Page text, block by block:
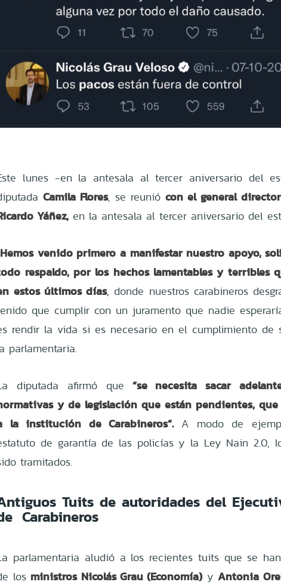
lunes -en la antesala al tercer aniversario del
Camila Flores, se reuniócon el general
Yáñez, en la antesala al tercer aniversario del
Hemos venido primero a manifestar nuestro apoyo,
respaldo, por los hechos lamentables y terribles
estos últimos días, donde nuestros carabineros
que cumplir con un juramento que nadie
rendir la vida si es necesario en el cumplimiento de
parlamentaria.
diputada afirmó que “se necesita sacar
y de legislación que están pendientes,
la institución de Carabineros”. A modo de
de garantía de las policías y la Ley Nain 2.0,
tramitados.
Tuits de autoridades del
Carabineros
parlamentaria aludió a los recientes tuits que se
los ministros Nicolás Grau (Economía)yAntonia